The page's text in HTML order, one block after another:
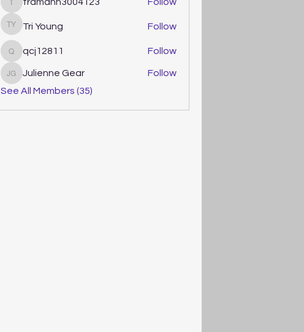
tramanh3004123
Tri Young
Tri Young Follow
qcj12811
qcj12811 Follow
Julienne Gear
Julienne Gear
Follow
See All Members (35)